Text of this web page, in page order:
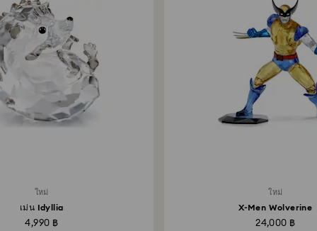
ใหม่
เม่น Idyllia
4,990 ฿
ใหม่
X-Men Wolverine
24,000 ฿